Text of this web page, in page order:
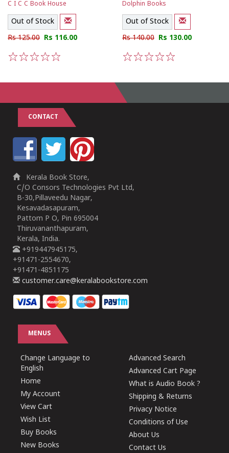
C I C C Book House
Out of Stock
Rs 125.00 Rs 116.00
Dolphin Books
Out of Stock
Rs 140.00 Rs 130.00
CONTACT
Kerala Book Store,
C/O Consors Technologies Pvt Ltd,
B-30,Pillaveedu Nagar,
Kesavadasapuram,
Pattom P O, Pin 695004
Thiruvananthapuram,
Kerala, India.
+919447945175,
+91471-2554670,
+91471-4851175
customer.care@keralabookstore.com
MENUS
Change Language to
English
Home
My Account
View Cart
Wish List
Buy Books
New Books
Advanced Search
Advanced Cart Page
What is Audio Book ?
Shipping & Returns
Privacy Notice
Conditions of Use
About Us
Contact Us